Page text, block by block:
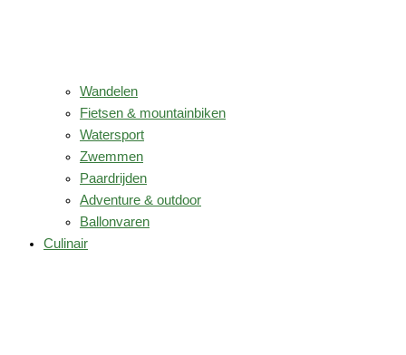
Wandelen
Fietsen & mountainbiken
Watersport
Zwemmen
Paardrijden
Adventure & outdoor
Ballonvaren
Culinair